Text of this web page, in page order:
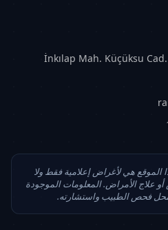
بقماش نظيف قبل ظهور
العناية؛ لكن بعد بزوغ
الأساسية فرشاة أسنان
معجون فلورايد
غير كافية لتنظيف
وعمومًا ينبغي أن
وما قبل المدرسة،
İnkılap Mah. Küçüksu
هي لأغراض إعلامية فقط ولا
علاج الأمراض. المعلومات الموجودة
فحص الطبيب واستشارته.